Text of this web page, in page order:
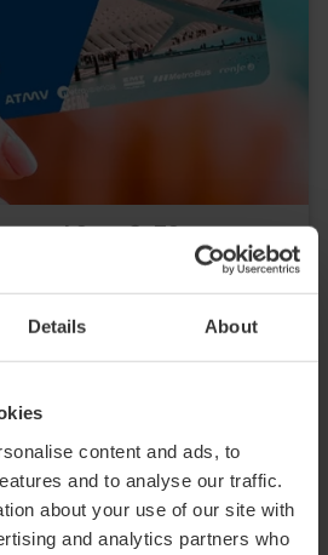
Details About
content and ads, to
and to analyse our traffic.
about your use of our site with
and analytics partners who
24, 48, 72 ore
esclusivo